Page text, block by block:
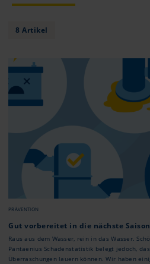
8 Artikel
PRÄVENTION
Gut vorbereitet in die nächste Saison
Raus aus dem Wasser, rein in das Wasser.
Pantaenius Schadenstatistik belegt jedoch,
Überraschungen lauern können. Wir haben